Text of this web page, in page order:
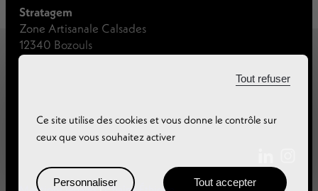
Stratagem
Zone Artisanale Calsades
12340 Bozouls
Ce site utilise des cookies et vous donne le contrôle sur
ceux que vous souhaitez activer
Tout accepter
Tout refuser
Personnaliser